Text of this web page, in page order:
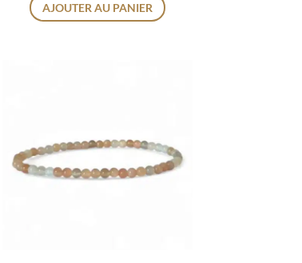
AJOUTER AU PANIER